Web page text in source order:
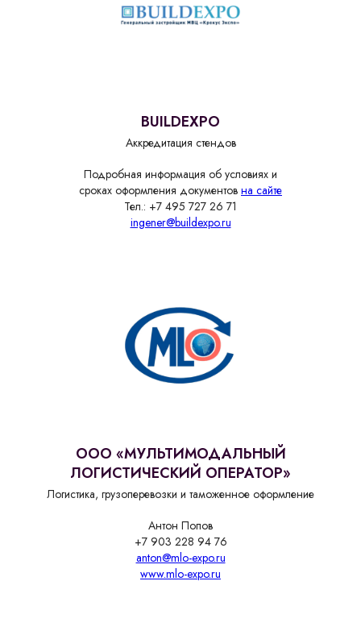
BUILDEXPO
Аккредитация стендов
Подробная информация об условиях и
сроках оформления документов на сайте
Тел.: +7 495 727 26 71
ingener@buildexpo.ru
ООО «МУЛЬТИМОДАЛЬНЫЙ
ЛОГИСТИЧЕСКИЙ ОПЕРАТОР»
Логистика, грузоперевозки и таможенное оформление
Антон Попов
+7 903 228 94 76
anton@mlo-expo.ru
www.mlo-expo.ru